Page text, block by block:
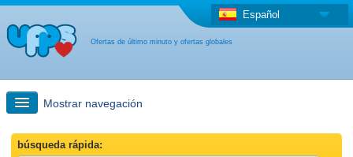
Ofertas de último minuto y ofertas globales
Español
Mostrar navegación
búsqueda rápida
búsqueda rápida: